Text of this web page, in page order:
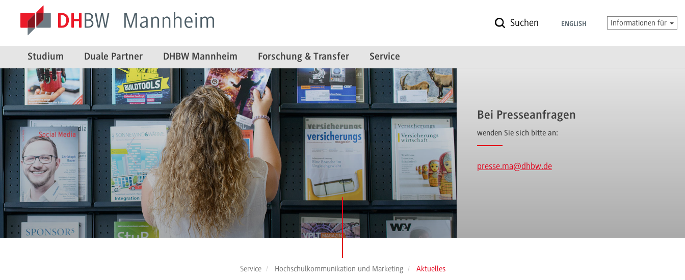
Suchen ENGLISH Informationen für
Studium Duale Partner DHBW Mannheim Forschung & Transfer Service
Bei Presseanfragen
wenden Sie sich bitte an:
presse.ma@dhbw.de
Service Hochschulkommunikation und Marketing Aktuelles